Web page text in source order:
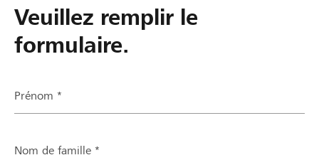
Veuillez remplir le
formulaire.
Prénom *
Nom de famille *